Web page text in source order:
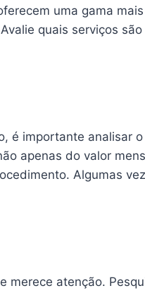
uma gama
quais serviços
é importante analisar
apenas do valor
Algumas
atenção.